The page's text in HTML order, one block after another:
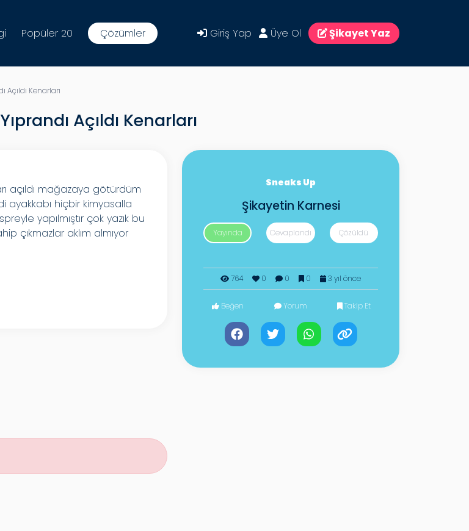
Popüler 20 Çözümler Giriş Yap Üye Ol Şikayet Yaz
Açıldı Kenarları
Açıldı Kenarları
açıldı mağazaya götürdüm
ayakkabı hiçbir kimyasalla
yapılmıştır çok yazık bu
çıkmazlar aklım almıyor
Sneaks Up
Şikayetin Karnesi
Yayında Cevaplandı Çözüldü
764 0 0 0 3 yıl önce
Beğen Yorum Takip Et